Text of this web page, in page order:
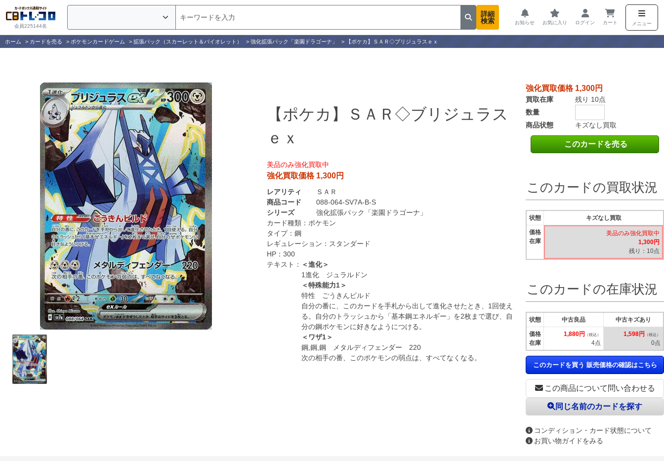
会員225144名
詳細
検索
お知らせ お気に入り ログイン カート メニュー
ホーム > カードを売る > ポケモンカードゲーム > 拡張パック（スカーレット＆バイオレット） > 強化拡張パック「楽園ドラゴーナ」 > 【ポケカ】ＳＡＲ◇ブリジュラスｅｘ
【ポケカ】ＳＡＲ◇ブリジュラス
ｅｘ
美品のみ強化買取中
強化買取価格 1,300円
レアリティ
ＳＡＲ
商品コード
088-064-SV7A-B-S
シリーズ
強化拡張パック「楽園ドラゴーナ」
カード種類： ポケモン
タイプ： 鋼
レギュレーション： スタンダード
HP： 300
テキスト： ＜進化＞
1進化 ジュラルドン
＜特殊能力1＞
特性 ごうきんビルド
自分の番に、このカードを手札から出して進化させたとき、1回使え
る。自分のトラッシュから「基本鋼エネルギー」を2枚まで選び、自
分の鋼ポケモンに好きなようにつける。
＜ワザ1＞
鋼,鋼,鋼 メタルディフェンダー 220
次の相手の番、このポケモンの弱点は、すべてなくなる。
強化買取価格 1,300円
商品状態 キズなし買取
買取在庫
残り 10点
数量
このカードを売る
この商品について問い合わせる
同じ名前のカードを探す
コンディション・カード状態について
お買い物ガイドをみる
このカードの買取状況
状態
価格
在庫
キズなし買取
美品のみ強化買取中
1,300円
残り：10点
このカードの在庫状況
状態
価格
在庫
中古良品
1,880円 （税込）
4点
中古キズあり
1,598円 （税込）
0点
このカードを買う 販売価格の確認はこちら